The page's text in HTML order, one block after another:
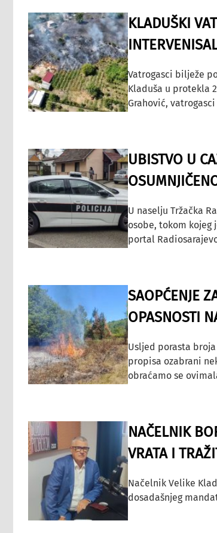
KLADUŠKI
Vatrogasci bilježe
Kladuša u protekla
Grahović,
UBISTVO U
U naselju Tržačka
osobe, tokom kojeg
portal
SAOPĆENJE
OPASNOSTI
Usljed porasta
propisa ozabrani
obraćamo se
NAČELNIK
VRATA I
Načelnik Velike
dosadašnjeg